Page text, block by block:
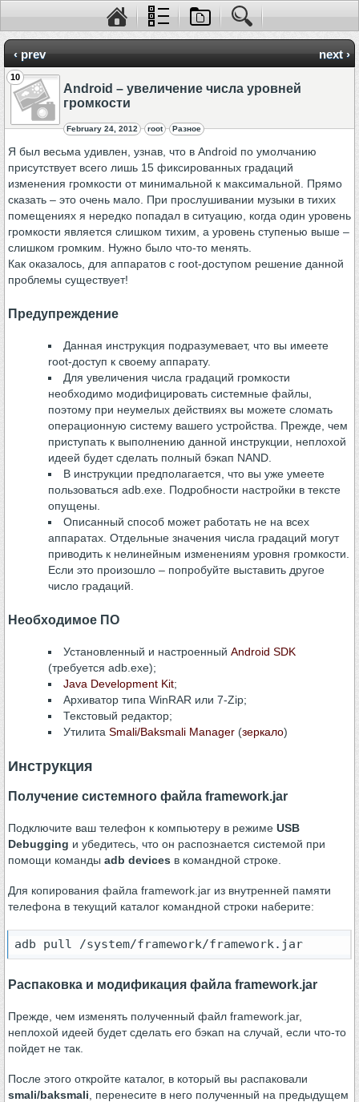
‹ prev next ›
10
Android – увеличение числа уровней
громкости
February 24, 2012 root Разное
Я был весьма удивлен, узнав, что в Android по умолчанию
присутствует всего лишь 15 фиксированных градаций
изменения громкости от минимальной к максимальной. Прямо
сказать – это очень мало. При прослушивании музыки в тихих
помещениях я нередко попадал в ситуацию, когда один уровень
громкости является слишком тихим, а уровень ступенью выше –
слишком громким. Нужно было что-то менять.
Как оказалось, для аппаратов с root-доступом решение данной
проблемы существует!
Предупреждение
Данная инструкция подразумевает, что вы имеете
root-доступ к своему аппарату.
Для увеличения числа градаций громкости
необходимо модифицировать системные файлы,
поэтому при неумелых действиях вы можете сломать
операционную систему вашего устройства. Прежде, чем
приступать к выполнению данной инструкции, неплохой
идеей будет сделать полный бэкап NAND.
В инструкции предполагается, что вы уже умеете
пользоваться adb.exe. Подробности настройки в тексте
опущены.
Описанный способ может работать не на всех
аппаратах. Отдельные значения числа градаций могут
приводить к нелинейным изменениям уровня громкости.
Если это произошло – попробуйте выставить другое
число градаций.
Необходимое ПО
Установленный и настроенный Android SDK
(требуется adb.exe);
Java Development Kit;
Архиватор типа WinRAR или 7-Zip;
Текстовый редактор;
Утилита Smali/Baksmali Manager (зеркало)
Инструкция
Получение системного файла framework.jar
Подключите ваш телефон к компьютеру в режиме USB
Debugging и убедитесь, что он распознается системой при
помощи команды adb devices в командной строке.
Для копирования файла framework.jar из внутренней памяти
телефона в текущий каталог командной строки наберите:
adb pull /system/framework/framework.jar
Распаковка и модификация файла framework.jar
Прежде, чем изменять полученный файл framework.jar,
неплохой идеей будет сделать его бэкап на случай, если что-то
пойдет не так.
После этого откройте каталог, в который вы распаковали
smali/baksmali , перенесите в него полученный на предыдущем